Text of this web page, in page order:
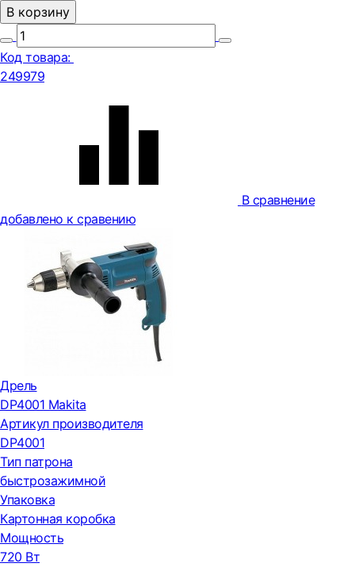
В корзину
Код товара:
249979
В сравнение
добавлено к сравению
Дрель
DP4001 Makita
Артикул производителя
DP4001
Тип патрона
быстрозажимной
Упаковка
Картонная коробка
Мощность
720 Вт